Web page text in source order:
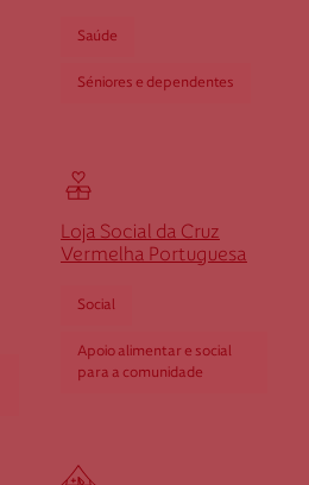
do Tejo
Antiga Estação CP -
Saúde
Séniores e dependentes
Loja Social da Cruz
Vermelha Portuguesa
Social
Apoio alimentar e social
para a comunidade